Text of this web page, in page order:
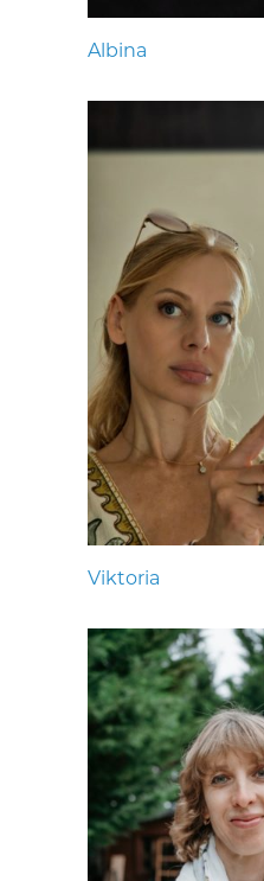
Albina
Viktoria